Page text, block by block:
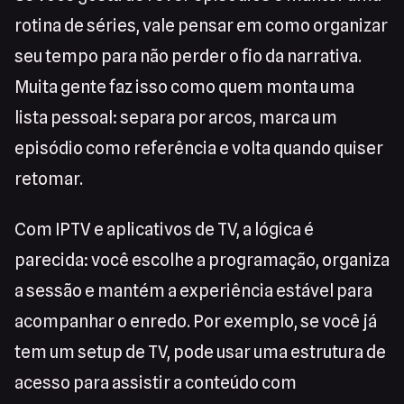
rotina de séries, vale pensar em como organizar
seu tempo para não perder o fio da narrativa.
Muita gente faz isso como quem monta uma
lista pessoal: separa por arcos, marca um
episódio como referência e volta quando quiser
retomar.
Com IPTV e aplicativos de TV, a lógica é
parecida: você escolhe a programação, organiza
a sessão e mantém a experiência estável para
acompanhar o enredo. Por exemplo, se você já
tem um setup de TV, pode usar uma estrutura de
acesso para assistir a conteúdo com